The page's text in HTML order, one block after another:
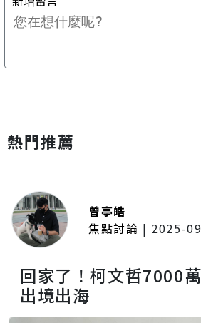
熱門推薦
曾亭皓
焦點討論 | 2025-
回家了！柯文哲7000
出境出海